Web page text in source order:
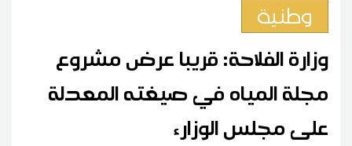
وطنية
وزارة الفلاحة: قريبا عرض مشروع
مجلة المياه في صيغته المعدلة
على مجلس الوزارء